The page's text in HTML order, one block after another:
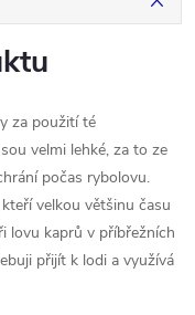
za použití té
velmi lehké, za to ze
počas rybolovu.
velkou většinu času
lovu kaprů v příbřežních
přijít k lodi a využívá